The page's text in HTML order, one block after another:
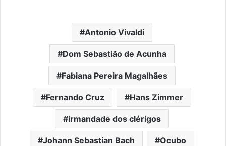
Antonio Vivaldi
Dom Sebastião de Acunha
Fabiana Pereira Magalhães
Fernando Cruz Hans Zimmer
irmandade dos clérigos
Johann Sebastian Bach Ocubo